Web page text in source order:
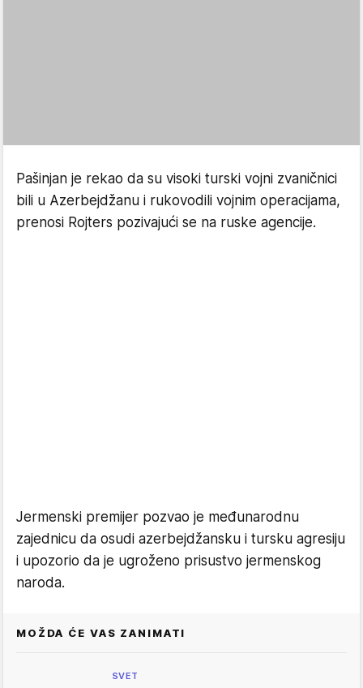
Pašinjan je rekao da su visoki turski vojni zvaničnici
bili u Azerbejdžanu i rukovodili vojnim operacijama,
prenosi Rojters pozivajući se na ruske agencije.
Jermenski premijer pozvao je međunarodnu
zajednicu da osudi azerbejdžansku i tursku agresiju
i upozorio da je ugroženo prisustvo jermenskog
naroda.
MOŽDA ĆE VAS ZANIMATI
SVET